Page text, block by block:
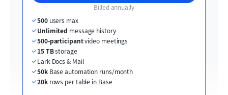
Billed annually
500 users max
Unlimited message history
500-participant video meetings
15 TB storage
Lark Docs & Mail
50k Base automation runs/month
20k rows per table in Base